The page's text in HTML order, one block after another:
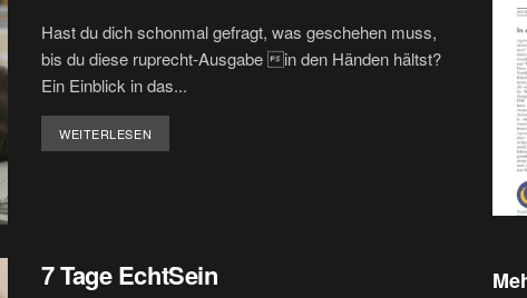
Hast du dich schonmal gefragt, was geschehen muss,
bis du diese ruprecht-Ausgabe in den Händen hältst?
Ein Einblick in das...
WEITERLESEN
7 Tage EchtSein